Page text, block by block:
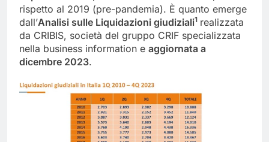
rispetto al 2019 (pre-pandemia). È quanto emerge
dall’Analisi sulle Liquidazioni giudiziali1 realizzata
da CRIBIS, società del gruppo CRIF specializzata
nella business information e aggiornata a
dicembre 2023.